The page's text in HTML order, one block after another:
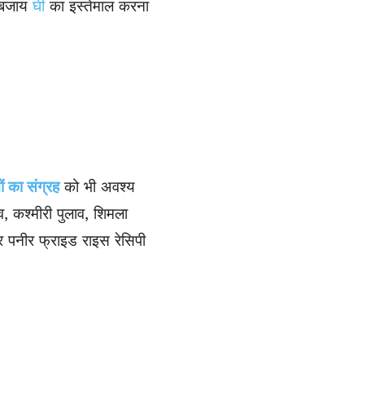
घीका इस्तेमाल करना
का संग्रहको भी अवश्य
पुलाव, शिमला
पनीर फ्राइड राइस रेसिपी